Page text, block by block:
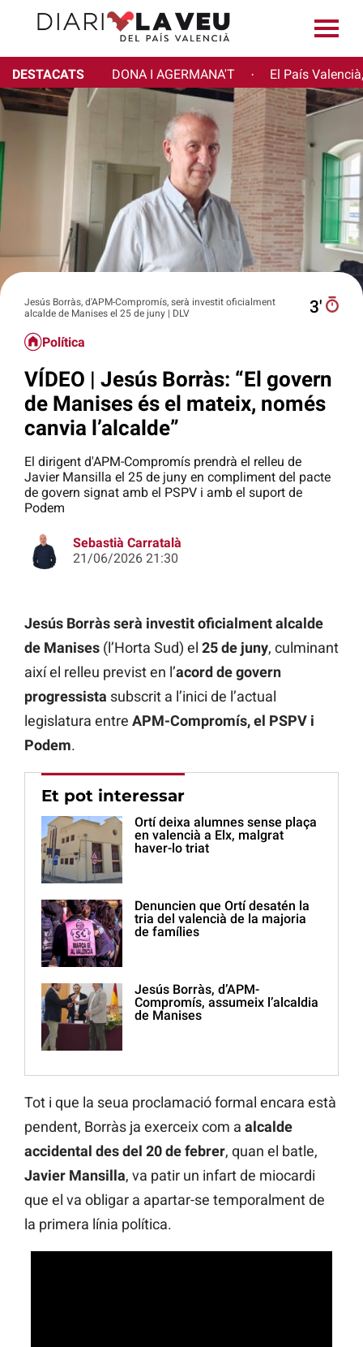
DESTACATS DONA I AGERMANA'T · El País
Jesús Borràs, d'APM-Compromís, serà investit oficialment
alcalde de Manises el 25 de juny | DLV
3′
Política
VÍDEO | Jesús Borràs: “El govern
de Manises és el mateix, només
canvia l’alcalde”
El dirigent d'APM-Compromís prendrà el relleu de
Javier Mansilla el 25 de juny en compliment del pacte
de govern signat amb el PSPV i amb el suport de
Podem
Sebastià Carratalà
21/06/2026 21:30
Jesús Borràs serà investit oficialment alcalde
de Manises (l’Horta Sud) el 25 de juny, culminant
així el relleu previst en l’acord de govern
progressista subscrit a l’inici de l’actual
legislatura entre APM-Compromís, el PSPV i
Podem.
Et pot interessar
Ortí deixa alumnes sense plaça
en valencià a Elx, malgrat
haver-lo triat
Denuncien que Ortí desatén la
tria del valencià de la majoria
de famílies
Jesús Borràs, d’APM-
Compromís, assumeix l’alcaldia
de Manises
Tot i que la seua proclamació formal encara està
pendent, Borràs ja exerceix com a alcalde
accidental des del 20 de febrer, quan el batle,
Javier Mansilla, va patir un infart de miocardi
que el va obligar a apartar-se temporalment de
la primera línia política.